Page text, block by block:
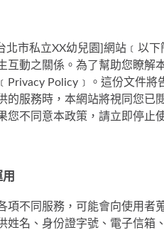
北市私立XX幼兒園]網站﹝以
互動之關係。為了幫助您瞭解
Policy﹞。這份文件
的服務時，本網站將視同您已
您不同意本政策，請立即停止
項不同服務，可能會向使用者
姓名、身份證字號、電子信箱